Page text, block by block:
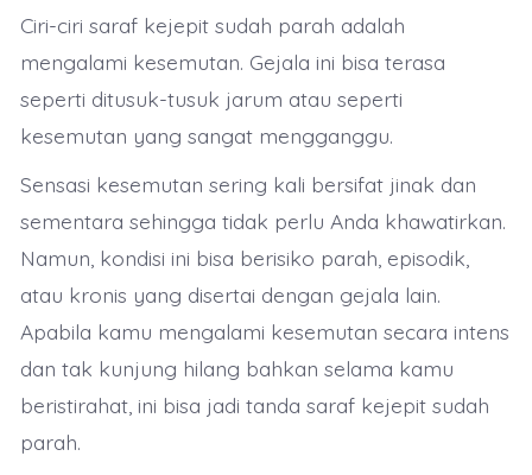
Ciri-ciri saraf kejepit sudah parah adalah
mengalami kesemutan. Gejala ini bisa terasa
seperti ditusuk-tusuk jarum atau seperti
kesemutan yang sangat mengganggu.
Sensasi kesemutan sering kali bersifat jinak dan
sementara sehingga tidak perlu Anda khawatirkan.
Namun, kondisi ini bisa berisiko parah, episodik,
atau kronis yang disertai dengan gejala lain.
Apabila kamu mengalami kesemutan secara intens
dan tak kunjung hilang bahkan selama kamu
beristirahat, ini bisa jadi tanda saraf kejepit sudah
parah.